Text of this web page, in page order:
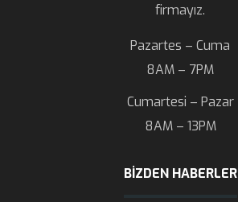
firmayız.
Pazartes – Cuma
8AM – 7PM
Cumartesi – Pazar
8AM – 13PM
BIZDEN HABERLER